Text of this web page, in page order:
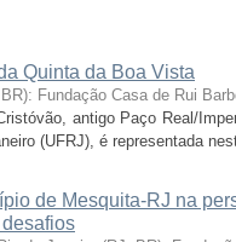
Quinta da Boa Vista
Fundação Casa de Rui
antigo Paço Real/
(UFRJ), é representada
de Mesquita-RJ na